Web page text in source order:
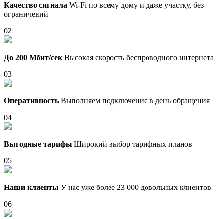
Качество сигнала Wi-Fi по всему дому и даже участку, без
ограничений
02
До 200 Мбит/сек Высокая скорость беспроводного интернета
03
Оперативность Выполняем подключение в день обращения
04
Выгодные тарифы Широкий выбор тарифных планов
05
Наши клиенты У нас уже более 23 000 довольных клиентов
06